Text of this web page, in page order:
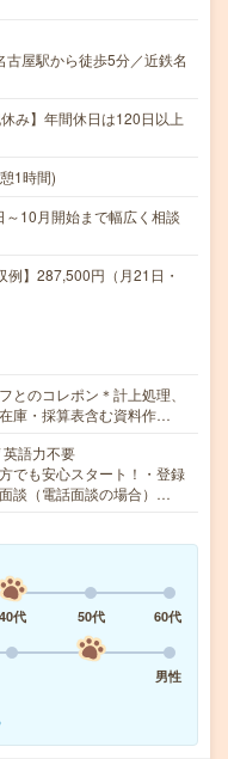
屋駅から徒歩5分／近鉄名
み】年間休日は120日以上
1時間)
10月開始まで幅広く相談
】287,500円（月21日・
とのコレポン＊計上処理、
庫・採算表含む資料作…
語力不要
でも安心スタート！・登録
談（電話面談の場合）…
40代 50代
60代
男性